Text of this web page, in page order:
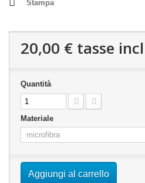
Stampa
20,00 € tasse
Quantità
Materiale
Aggiungi al carrello